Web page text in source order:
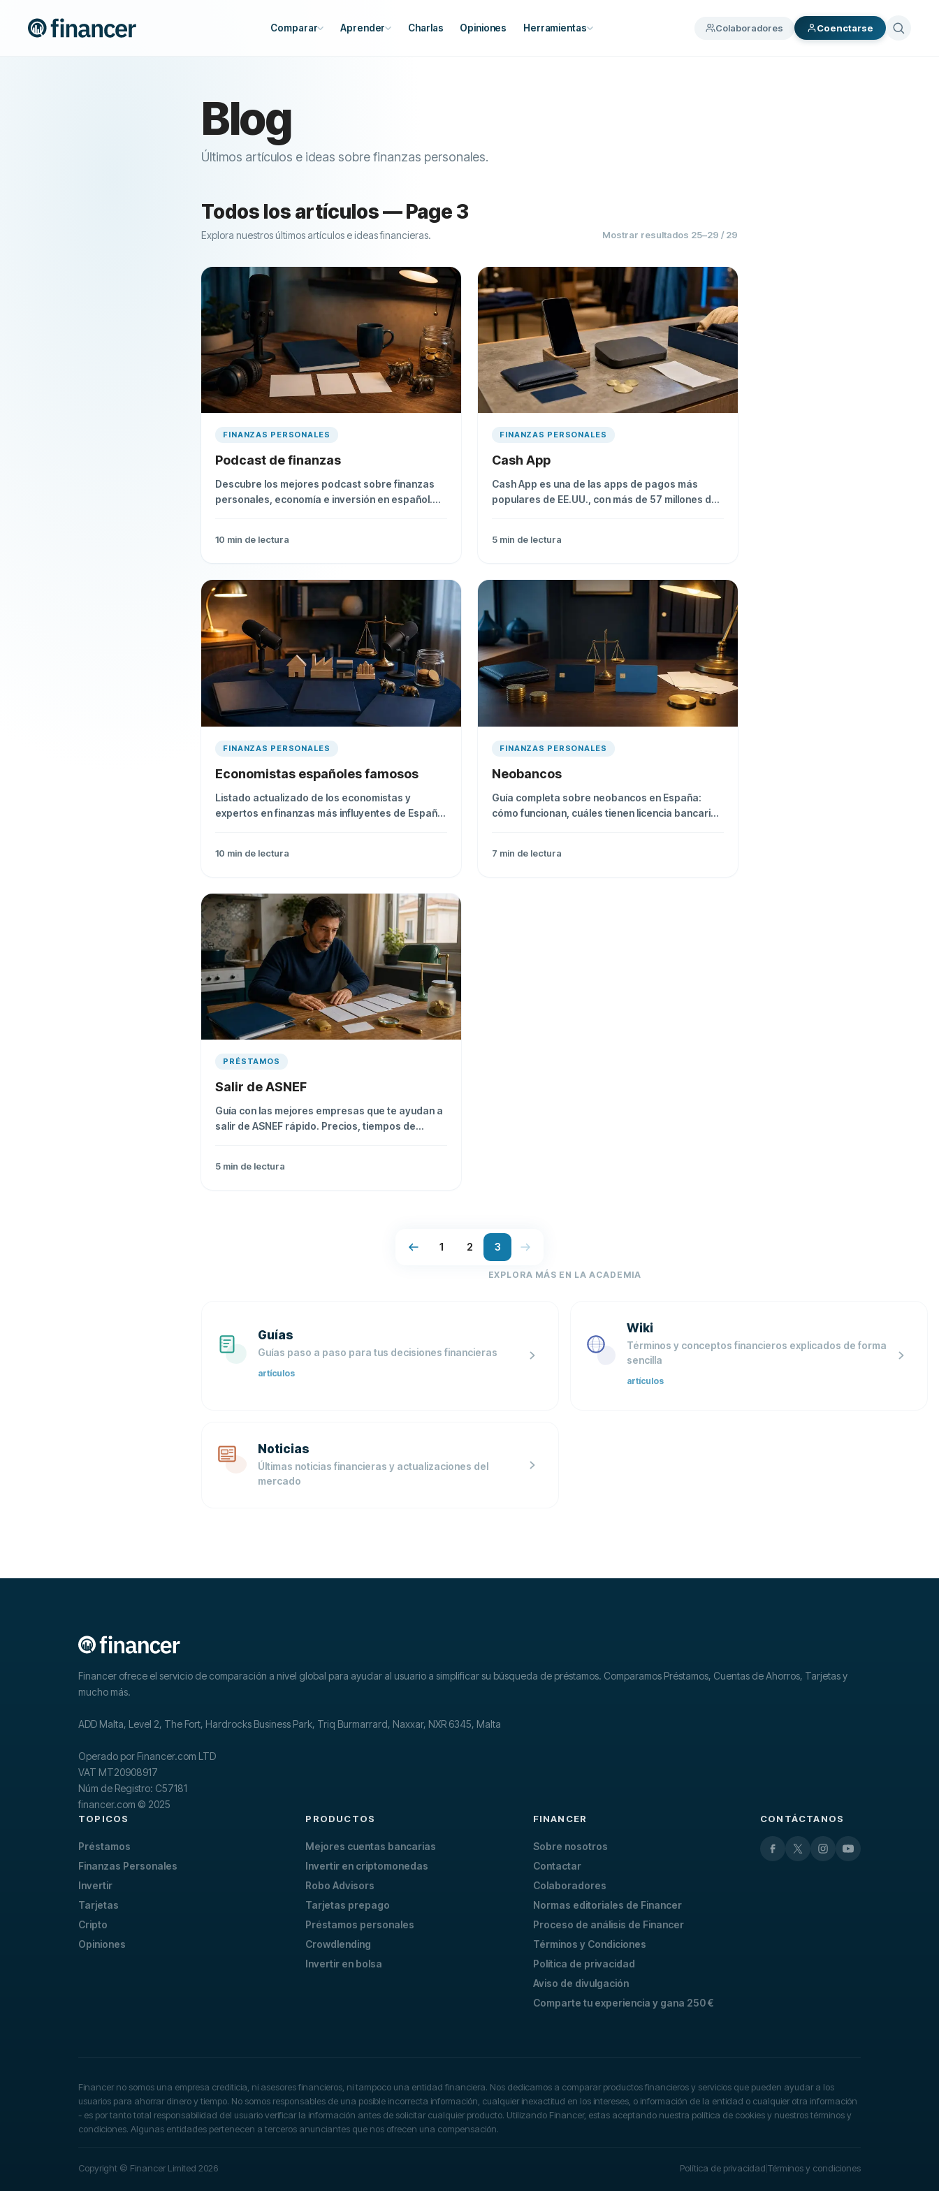
Comparar Aprender Charlas Opiniones Herramientas Colaboradores Coenctarse
Blog
Últimos artículos e ideas sobre finanzas personales.
Todos los artículos — Page 3
Explora nuestros últimos artículos e ideas financieras. Mostrar resultados 25–29 /29
FINANZAS PERSONALES
Podcast de finanzas
Descubre los mejores podcast sobre finanzas
personales, economía e inversión en español.
10 min de lectura
FINANZAS PERSONALES
Cash App
Cash App es una de las apps de pagos más
populares de EE.UU., con más de 57 millones de
5 min de lectura
FINANZAS PERSONALES
Economistas españoles famosos
Listado actualizado de los economistas y
expertos en finanzas más influyentes de España,
10 min de lectura
FINANZAS PERSONALES
Neobancos
Guía completa sobre neobancos en España:
cómo funcionan, cuáles tienen licencia bancaria
7 min de lectura
PRÉSTAMOS
Salir de ASNEF
Guía con las mejores empresas que te ayudan a
salir de ASNEF rápido. Precios, tiempos de
5 min de lectura
1 2 3
EXPLORA MÁS EN LA ACADEMIA
Guías
Guías paso a paso para tus decisiones financieras
artículos
Wiki
Términos y conceptos financieros explicados de forma
sencilla
artículos
Noticias
Últimas noticias financieras y actualizaciones del
mercado
Financer ofrece el servicio de comparación a nivel global para ayudar al usuario a simplificar su búsqueda de préstamos. Comparamos Préstamos, Cuentas de Ahorros, Tarjetas y
mucho más.
ADD Malta, Level 2, The Fort, Hardrocks Business Park, Triq Burmarrard, Naxxar, NXR 6345, Malta
Operado por Financer.com LTD
VAT MT20908917
Núm de Registro: C57181
financer.com © 2025
TOPICOS
Préstamos
Finanzas Personales
Invertir
Tarjetas
Cripto
Opiniones
PRODUCTOS
Mejores cuentas bancarias
Invertir en criptomonedas
Robo Advisors
Tarjetas prepago
Préstamos personales
Crowdlending
Invertir en bolsa
FINANCER
Sobre nosotros
Contactar
Colaboradores
Normas editoriales de Financer
Proceso de análisis de Financer
Términos y Condiciones
Política de privacidad
Aviso de divulgación
Comparte tu experiencia y gana 250 €
CONTÁCTANOS
Financer no somos una empresa crediticia, ni asesores financieros, ni tampoco una entidad financiera. Nos dedicamos a comparar productos financieros y servicios que pueden ayudar a los
usuarios para ahorrar dinero y tiempo. No somos responsables de una posible incorrecta información, cualquier inexactitud en los intereses, o información de la entidad o cualquier otra información
- es por tanto total responsabilidad del usuario verificar la información antes de solicitar cualquier producto. Utilizando Financer, estas aceptando nuestra política de cookies y nuestros términos y
condiciones. Algunas entidades pertenecen a terceros anunciantes que nos ofrecen una compensación.
Copyright © Financer Limited 2026 Política de privacidad Términos y condiciones